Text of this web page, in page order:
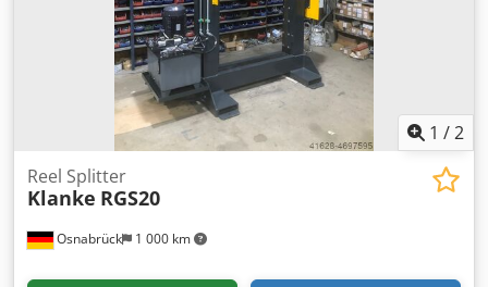
1 /2
Osnabrück 1 000 km
Reel Splitter
Klanke RGS20